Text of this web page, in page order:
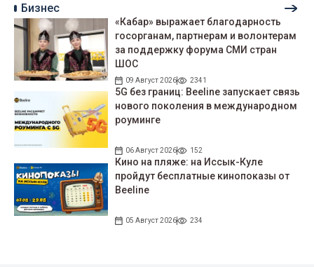
Бизнес
«Кабар» выражает благодарность
госорганам, партнерам и волонтерам
за поддержку форума СМИ стран
ШОС
09 Август 2026 2341
5G без границ: Beeline запускает связь
нового поколения в международном
роуминге
06 Август 2026 152
Кино на пляже: на Иссык-Куле
пройдут беcплатные кинопоказы от
Beeline
05 Август 2026 234